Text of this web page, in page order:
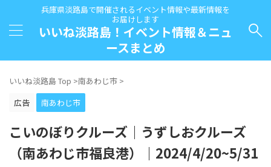
兵庫県淡路島で開催されるイベント情報や最新情報を
お届けします
いいね淡路島！イベント情報＆ニュ
ースまとめ
いいね淡路島 Top >南あわじ市 >
広告
南あわじ市
こいのぼりクルーズ｜うずしおクルーズ
（南あわじ市福良港）｜2024/4/20~5/31